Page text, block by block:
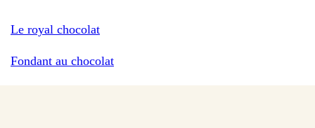
Le royal chocolat
Fondant au chocolat